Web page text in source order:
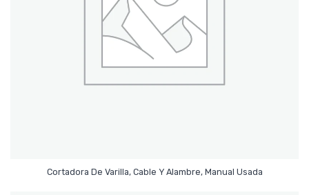
Cortadora De Varilla, Cable Y Alambre, Manual Usada